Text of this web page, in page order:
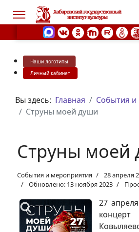
Наши логотипы
Личный кабинет
Вы здесь: Главная
События
Струны моей души
Струны моей
События и мероприятия
28 апреля
Обновлено: 13 ноября 2023
27